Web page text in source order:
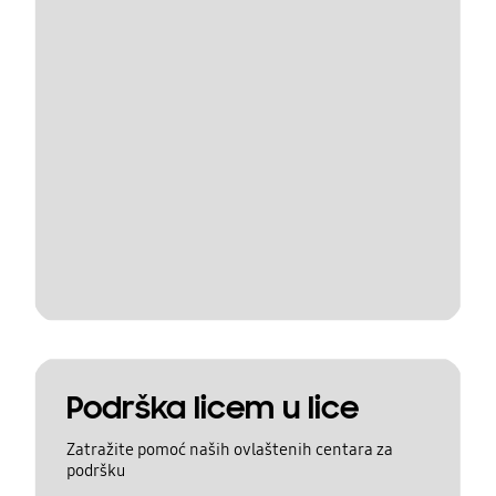
Podrška licem u lice
Zatražite pomoć naših ovlaštenih centara za
podršku